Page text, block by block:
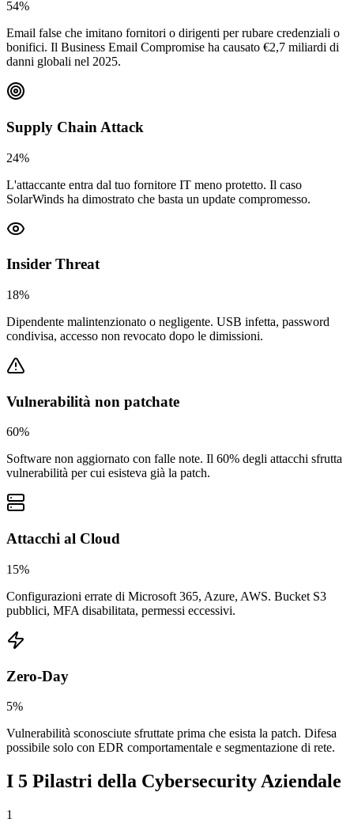
54%
Email false che imitano fornitori o dirigenti per rubare credenziali o
bonifici. Il Business Email Compromise ha causato €2,7 miliardi di
danni globali nel 2025.
Supply Chain Attack
24%
L'attaccante entra dal tuo fornitore IT meno protetto. Il caso
SolarWinds ha dimostrato che basta un update compromesso.
Insider Threat
18%
Dipendente malintenzionato o negligente. USB infetta, password
condivisa, accesso non revocato dopo le dimissioni.
Vulnerabilità non patchate
60%
Software non aggiornato con falle note. Il 60% degli attacchi sfrutta
vulnerabilità per cui esisteva già la patch.
Attacchi al Cloud
15%
Configurazioni errate di Microsoft 365, Azure, AWS. Bucket S3
pubblici, MFA disabilitata, permessi eccessivi.
Zero-Day
5%
Vulnerabilità sconosciute sfruttate prima che esista la patch. Difesa
possibile solo con EDR comportamentale e segmentazione di rete.
I 5 Pilastri della Cybersecurity Aziendale
1